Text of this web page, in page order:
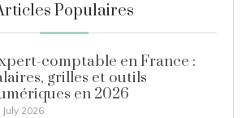
Populaires
comptable en France :
grilles et outils
en 2026
July 2026